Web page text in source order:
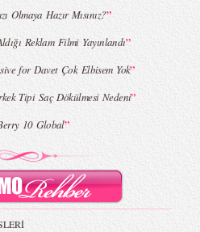
Olmaya Hazır Mısınız?”
Reklam Filmi Yayınlandı”
for Davet Çok Elbisem Yok”
Tipi Saç Dökülmesi Nedeni”
10 Global”